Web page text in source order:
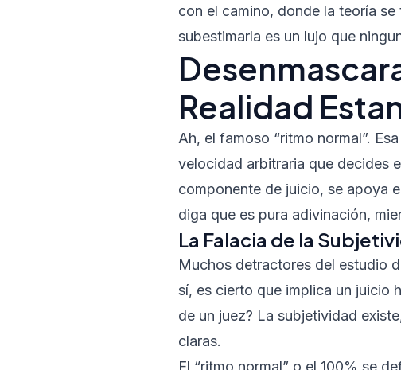
con el camino, donde la teoría
subestimarla es un lujo que
Realidad
Ah, el famoso “ritmo normal”.
velocidad arbitraria que decides
componente de juicio, se apoya
diga que es pura adivinación,
La Falacia de la
Muchos detractores del estudio
sí, es cierto que implica un juicio
de un juez? La subjetividad
claras.
El “ritmo normal” o el 100% se